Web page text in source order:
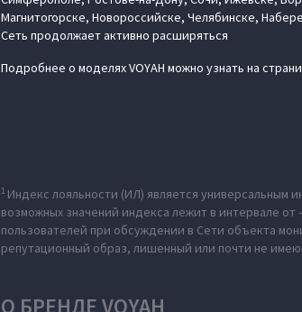
Магнитогорске, Новороссийске, Челябинске,
Сеть продолжает активно расширяться
Подробнее о моделях VOYAH можно узнать на
1 Индекс лояльности (ИЛ) является универсальным
возможных значений индекса лежит в интервале
пользователей при обсуждении в Сети объекта
репутационный образ, лишенный или почти не
О БРЕНДЕ VOYAH